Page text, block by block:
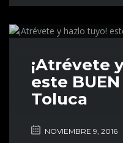
¡Atrévete
este
Toluca
NOVIEMBRE 9, 2016